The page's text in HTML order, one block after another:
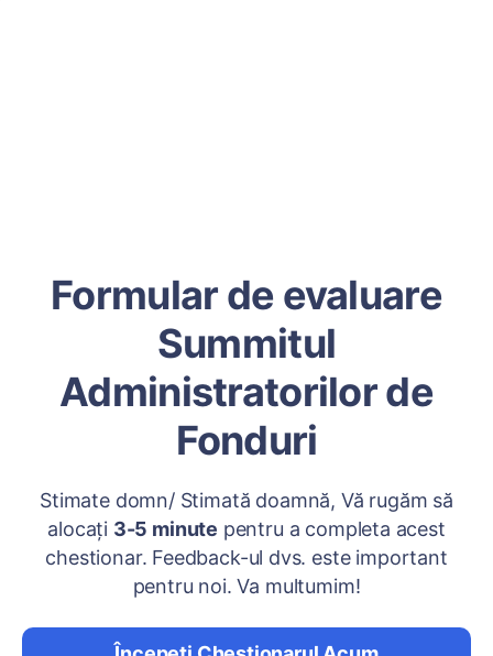
Formular de evaluare
Summitul
Administratorilor de
Fonduri
Stimate domn/ Stimată doamnă, Vă rugăm să
alocați 3-5 minute pentru a completa acest
chestionar. Feedback-ul dvs. este important
pentru noi. Va multumim!